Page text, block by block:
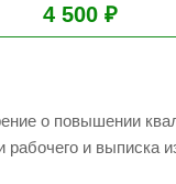
4 500 ₽
о повышении
рабочего и выписка